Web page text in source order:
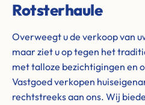
Rotsterhaule
Overweegt u de verkoop van
maar ziet u op tegen het
met talloze bezichtigingen en
Vastgoed verkopen
rechtstreeks aan ons. Wij